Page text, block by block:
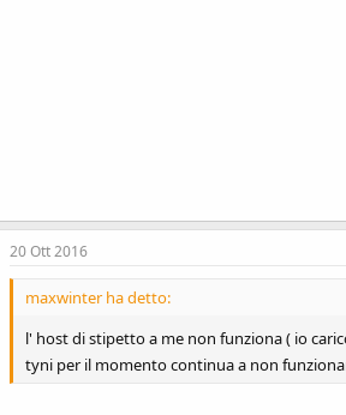
20 Ott 2016
maxwinter ha detto:
l' host di stipetto a me non funziona ( io
tyni per il momento continua a non